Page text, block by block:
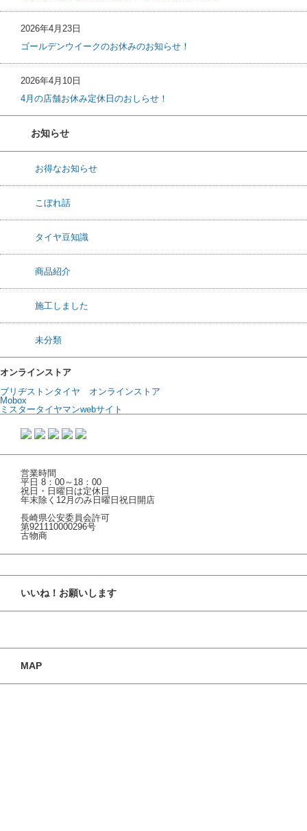
2026年4月23日
ゴールデンウイークのお休みのお知らせ！
2026年4月10日
4月の店舗お休み定休日のおしらせ！
お知らせ
お得なお知らせ
こぼれ話
タイヤ豆知識
商品紹介
施工しました
未分類
オンラインストア
ブリヂストンタイヤ オンラインストア
Mobox
ミスタータイヤマンwebサイト
営業時間
平日 8：00～18：00
祝日・日曜日は定休日
年末除く12月のみ日曜日祝日開店
長崎県公安委員会許可
第921110000296号
古物商
いいね！お願いします
MAP